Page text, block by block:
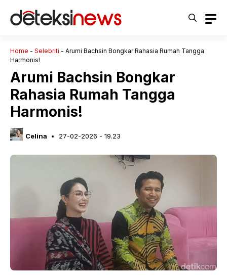
Home - Selebriti - Arumi Bachsin Bongkar Rahasia Rumah Tangga
Harmonis!
Arumi Bachsin Bongkar
Rahasia Rumah Tangga
Harmonis!
Celina 27-02-2026 - 19.23